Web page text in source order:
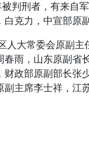
刑者，有来自军
克力，中宣部原
常委会原副主
雨，山东原副
政部原副部长
主席李士祥，江